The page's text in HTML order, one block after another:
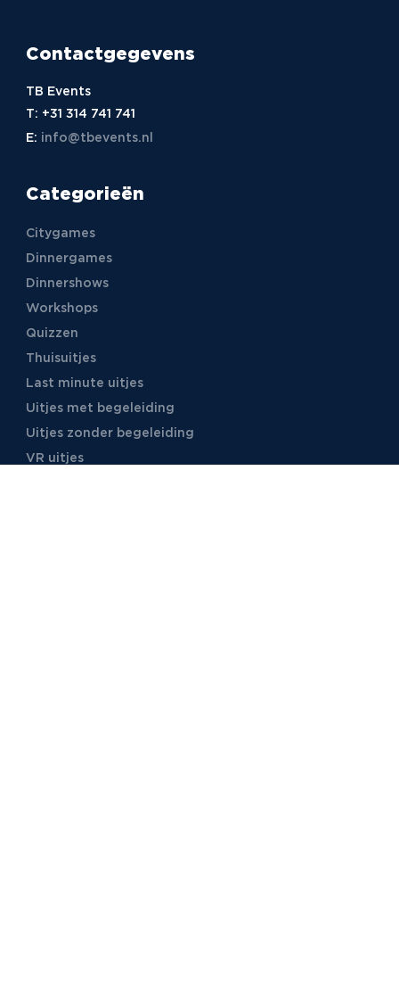
Contactgegevens
TB Events
T: +31 314 741 741
E: info@tbevents.nl
Categorieën
Citygames
Dinnergames
Dinnershows
Workshops
Quizzen
Thuisuitjes
Last minute uitjes
Uitjes met begeleiding
Uitjes zonder begeleiding
VR uitjes